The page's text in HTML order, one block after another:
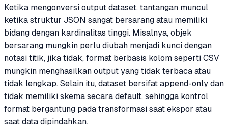
Ketika mengonversi output dataset, tantangan muncul
ketika struktur JSON sangat bersarang atau memiliki
bidang dengan kardinalitas tinggi. Misalnya, objek
bersarang mungkin perlu diubah menjadi kunci dengan
notasi titik, jika tidak, format berbasis kolom seperti CSV
mungkin menghasilkan output yang tidak terbaca atau
tidak lengkap. Selain itu, dataset bersifat append-only dan
tidak memiliki skema secara default, sehingga kontrol
format bergantung pada transformasi saat ekspor atau
saat data dipindahkan.